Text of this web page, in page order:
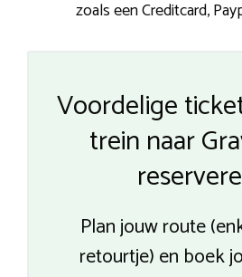
zoals een Creditcard,
Voordelige
trein naar
Plan jouw route
retourtje) en boek